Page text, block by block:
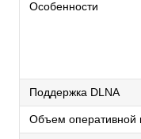
Особенности
Поддержка DLNA